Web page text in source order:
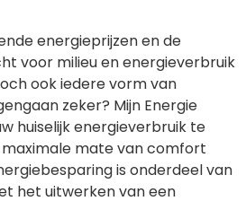
energieprijzen en de
voor milieu en energieverbruik
ook iedere vorm van
zeker? Mijn Energie
huiselijk energieverbruik te
mate van comfort
is onderdeel van
het uitwerken van een